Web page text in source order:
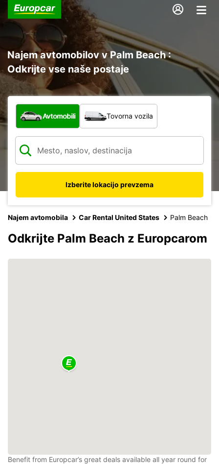
Najem avtomobilov v Palm Beach :
Odkrijte vse naše postaje
Katera vrsta vozila?
Avtomobili Tovorna vozila
Izberite lokacijo prevzema
Najem avtomobila Car Rental United States Palm Beach
Odkrijte Palm Beach z Europcarom
Benefit from Europcar’s great deals available all year round for